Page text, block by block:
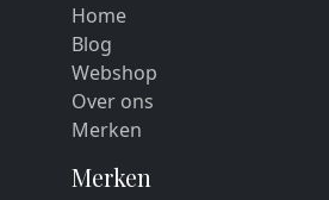
Home
Blog
Webshop
Over ons
Merken
Merken